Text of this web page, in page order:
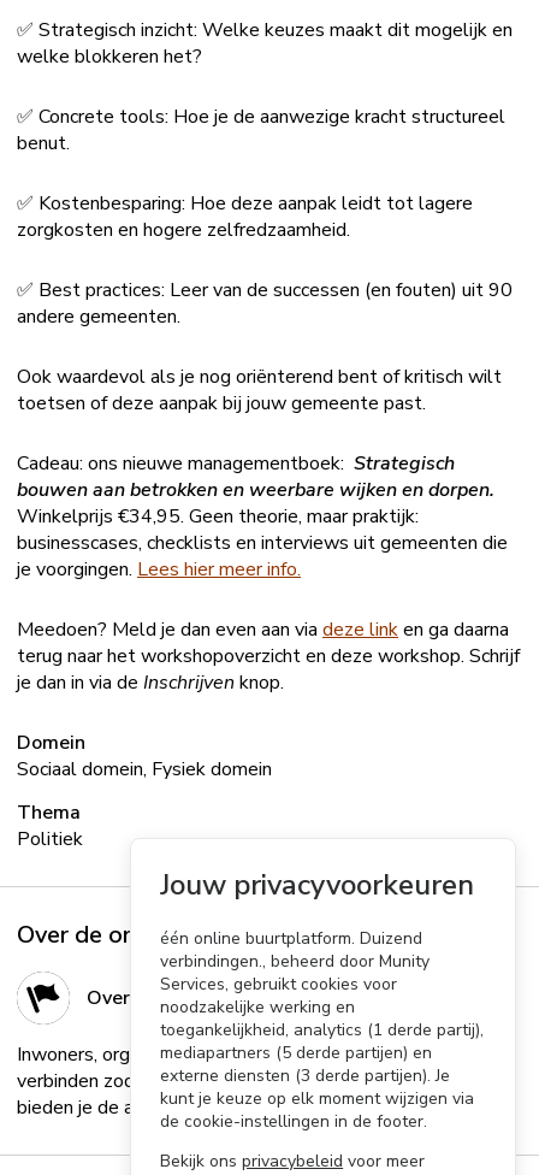
Jouw privacyvoorkeuren
één online buurtplatform. Duizend
verbindingen., beheerd door Munity
Services, gebruikt cookies voor
noodzakelijke werking en
toegankelijkheid, analytics (1 derde partij),
mediapartners (5 derde partijen) en
externe diensten (3 derde partijen). Je
kunt je keuze op elk moment wijzigen via
de cookie-instellingen in de footer.
Bekijk onsprivacybeleid voor meer
✅ Strategisch inzicht: Welke keuzes maakt dit mogelijk en
welke blokkeren het?
✅ Concrete tools: Hoe je de aanwezige kracht structureel
benut.
✅ Kostenbesparing: Hoe deze aanpak leidt tot lagere
zorgkosten en hogere zelfredzaamheid.
✅ Best practices: Leer van de successen (en fouten) uit 90
andere gemeenten.
Ook waardevol als je nog oriënterend bent of kritisch wilt
toetsen of deze aanpak bij jouw gemeente past.
Cadeau: ons nieuwe managementboek: Strategisch
bouwen aan betrokken en weerbare wijken en dorpen.
Winkelprijs €34,95. Geen theorie, maar praktijk:
businesscases, checklists en interviews uit gemeenten die
je voorgingen. Lees hier meer info.
Meedoen? Meld je dan even aan via deze linken ga daarna
terug naar het workshopoverzicht en deze workshop. Schrijf
je dan in via de Inschrijven knop.
Domein
Sociaal domein, Fysiek domein
Thema
Politiek
Over de organisator
Over de organisator
Inwoners, organisaties en bedrijven in je gemeente
verbinden zodat ze meer dingen samen ondernemen? Wij
bieden je de allerbeste oplossing!...Lees meer